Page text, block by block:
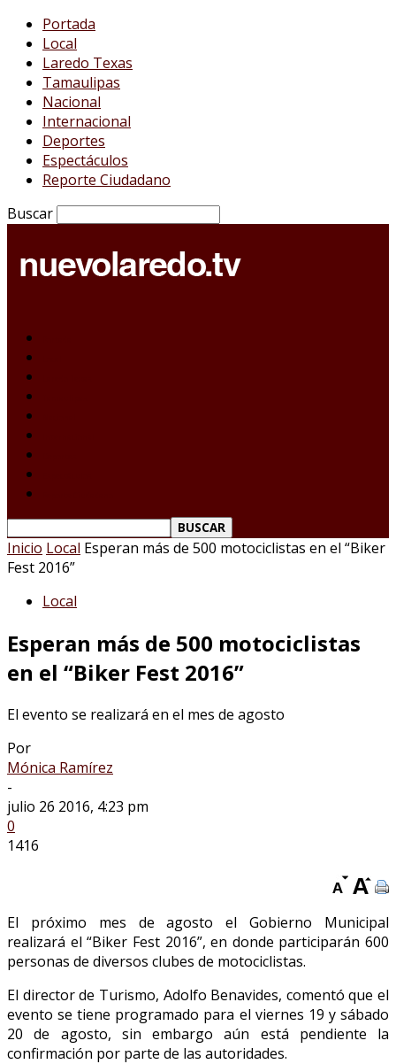
Portada
Local
Laredo Texas
Tamaulipas
Nacional
Internacional
Deportes
Espectáculos
Reporte Ciudadano
Buscar
Inicio Local Esperan más de 500 motociclistas en el “Biker
Fest 2016”
Local
Esperan más de 500 motociclistas
en el “Biker Fest 2016”
El evento se realizará en el mes de agosto
Por
Mónica Ramírez
-
julio 26 2016, 4:23 pm
0
1416
El próximo mes de agosto el Gobierno Municipal
realizará el “Biker Fest 2016”, en donde participarán 600
personas de diversos clubes de motociclistas.
El director de Turismo, Adolfo Benavides, comentó que el
evento se tiene programado para el viernes 19 y sábado
20 de agosto, sin embargo aún está pendiente la
confirmación por parte de las autoridades.